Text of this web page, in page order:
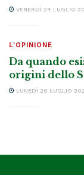
VENERDÌ 24 LUGLIO
L'OPINIONE
Da quando
origini dello
LUNEDÌ 20 LUGLIO